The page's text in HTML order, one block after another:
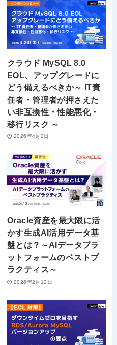
クラウド MySQL 8.0
EOL、アップグレードに
どう備えるべきか～ IT責
任者・管理者が押さえた
い非互換性・性能悪化・
移行リスク ～
2026年4月2日
Oracle資産を最大限に活
かす生成AI活用データ基
盤とは？～AIデータプラ
ットフォームのベストプ
ラクティス～
2026年2月12日